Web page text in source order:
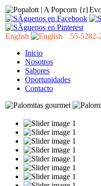
English
55-5282-
Inicio
Nosotros
Sabores
Oportunidades
Contacto